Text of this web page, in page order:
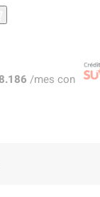
/mes con